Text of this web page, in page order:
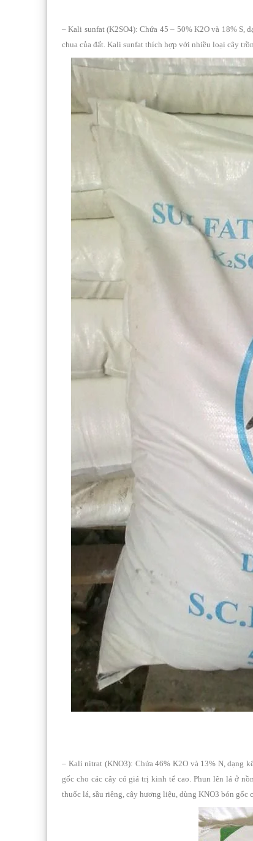
– Kali sunfat (K2SO4): Chứa 45 – 50% K2O và 18% S,
chua của đất. Kali sunfat thích hợp với nhiều loại cây
– Kali nitrat (KNO3): Chứa 46% K2O và 13% N, dạng
gốc cho các cây có giá trị kinh tế cao. Phun lên lá ở
thuốc lá, sầu riêng, cây hương liệu, dùng KNO3 bón gốc